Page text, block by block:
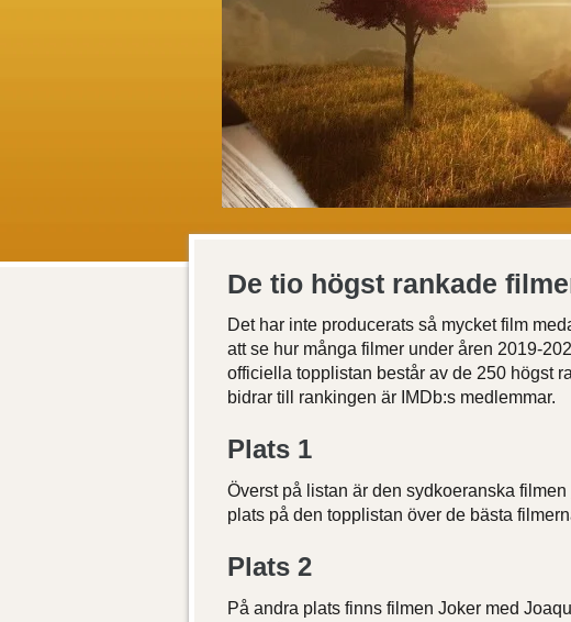
De tio högst rankade
Det har inte producerats så mycket film
att se hur många filmer under åren 2019-
officiella topplistan består av de 250 högst
bidrar till rankingen är IMDb:s medlemmar.
Plats 1
Överst på listan är den sydkoeranska filmen
plats på den topplistan över de bästa
Plats 2
På andra plats finns filmen Joker med